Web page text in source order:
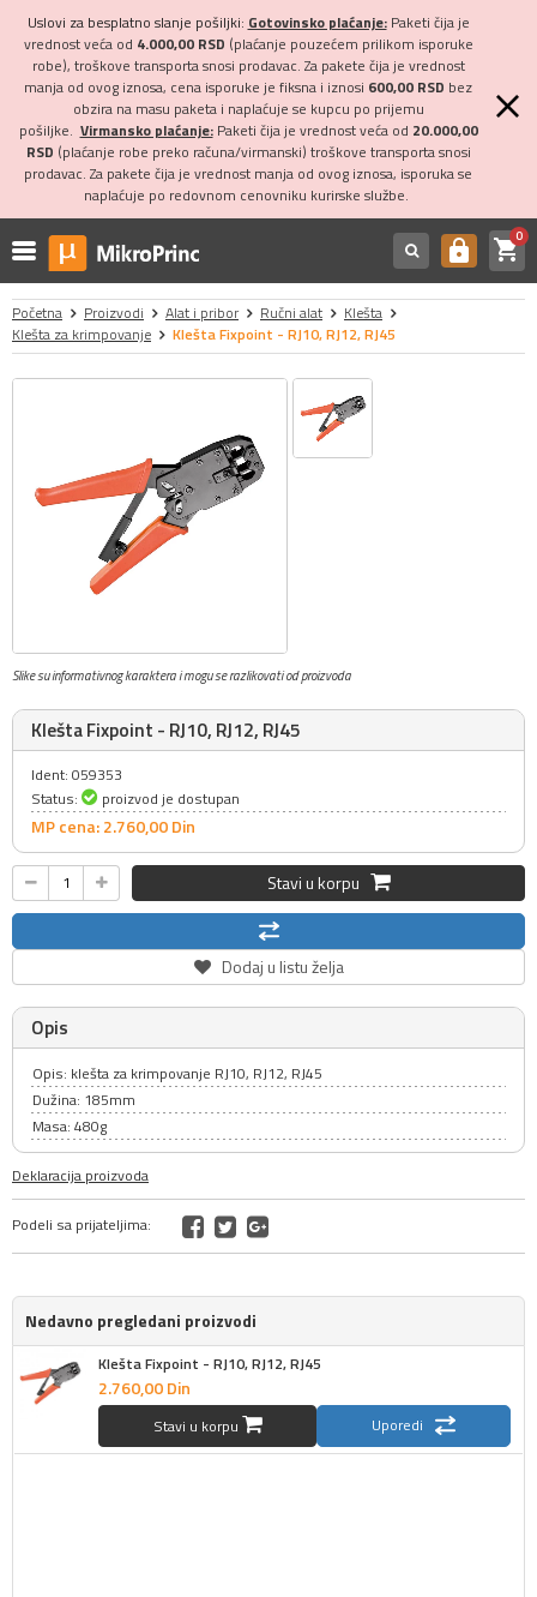
Uslovi za besplatno slanje pošiljki: Gotovinsko plaćanje:Paketi čija je
vrednost veća od 4.000,00 RSD (plaćanje pouzećem prilikom isporuke
robe), troškove transporta snosi prodavac. Za pakete čija je vrednost
manja od ovog iznosa, cena isporuke je fiksna i iznosi 600,00 RSD bez
obzira na masu paketa i naplaćuje se kupcu po prijemu
pošiljke. Virmansko plaćanje:Paketi čija je vrednost veća od 20.000,00
RSD (plaćanje robe preko računa/virmanski) troškove transporta snosi
prodavac. Za pakete čija je vrednost manja od ovog iznosa, isporuka se
naplaćuje po redovnom cenovniku kurirske službe.
https shopping_cart0
Početna Proizvodi Alat i pribor Ručni alat
Klešta
Klešta za krimpovanje
Klešta Fixpoint - RJ10, RJ12, RJ45
Slike su informativnog karaktera i mogu se razlikovati od proizvoda
Klešta Fixpoint - RJ10, RJ12, RJ45
Ident: 059353
Status:
proizvod je dostupan
MP cena: 2.760,00Din
Stavi u korpu
Dodaj u listu želja
Opis
Opis: klešta za krimpovanje RJ10, RJ12, RJ45
Dužina: 185mm
Masa: 480g
Deklaracija proizvoda
Podeli sa prijateljima:
Nedavno pregledani proizvodi
Klešta Fixpoint - RJ10, RJ12, RJ45
2.760,00Din
Stavi u korpu Uporedi